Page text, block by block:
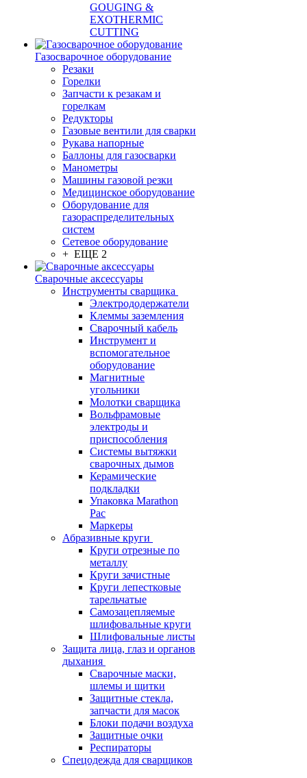
GOUGING &
EXOTHERMIC
CUTTING
Газосварочное оборудование
Резаки
Горелки
Запчасти к резакам и
горелкам
Редукторы
Газовые вентили для сварки
Рукава напорные
Баллоны для газосварки
Манометры
Машины газовой резки
Медицинское оборудование
Оборудование для
газораспределительных
систем
Сетевое оборудование
+ ЕЩЕ 2
Сварочные аксессуары
Инструменты сварщика
Электрододержатели
Клеммы заземления
Сварочный кабель
Инструмент и
вспомогательное
оборудование
Магнитные
угольники
Молотки сварщика
Вольфрамовые
электроды и
приспособления
Системы вытяжки
сварочных дымов
Керамические
подкладки
Упаковка Marathon
Pac
Маркеры
Абразивные круги
Круги отрезные по
металлу
Круги зачистные
Круги лепестковые
тарельчатые
Самозацепляемые
шлифовальные круги
Шлифовальные листы
Защита лица, глаз и органов
дыхания
Сварочные маски,
шлемы и щитки
Защитные стекла,
запчасти для масок
Блоки подачи воздуха
Защитные очки
Респираторы
Спецодежда для сварщиков